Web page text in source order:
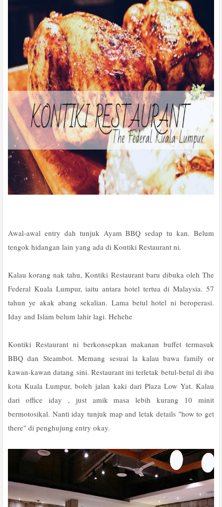
Awal-awal entry dah tunjuk Ayam BBQ sedap tu kan. Belum
tengok hidangan lain yang ada di Kontiki Restaurant ni.
Kalau korang nak tahu, Kontiki Restaurant baru dibuka oleh The
Federal Kuala Lumpur, iaitu antara hotel tertua di Malaysia. 57
tahun ye akak abang sekalian. Lama betul hotel ni beroperasi.
Iday and Islam belum lahir lagi. Hehehe
Kontiki Restaurant ni berkonsepkan makanan buffet termasuk
BBQ dan Steambot. Memang sesuai la kalau bawa family or
kawan-kawan datang sini. Restaurant ini terletak betul-betul di ibu
kota Kuala Lumpur, boleh jalan kaki dari Plaza Low Yat. Kalau
dari office iday , just amik masa lebih kurang 10 minit
bermotosikal. Nanti iday tunjuk map and letak details "how to get
there" di penghujung entry okay.